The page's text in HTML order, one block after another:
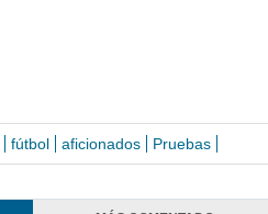
fútbol aficionados Pruebas